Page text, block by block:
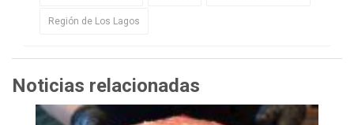
Región de Los Lagos
Noticias relacionadas